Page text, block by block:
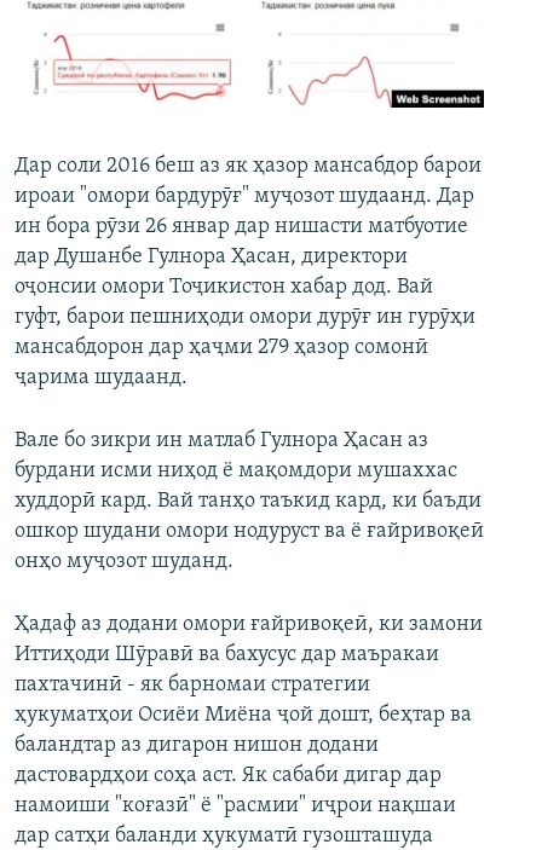
Русский
Ҳамаи сомонаҳои RFE/RL
Дар соли 2016 беш аз як ҳазор мансабдор барои
ироаи "омори бардурӯғ" муҷозот шудаанд. Дар
ин бора рӯзи 26 январ дар нишасти матбуотие
дар Душанбе Гулнора Ҳасан, директори
оҷонсии омори Тоҷикистон хабар дод. Вай
гуфт, барои пешниҳоди омори дурӯғ ин гурӯҳи
мансабдорон дар ҳаҷми 279 ҳазор сомонӣ
ҷарима шудаанд.
Вале бо зикри ин матлаб Гулнора Ҳасан аз
бурдани исми ниҳод ё мақомдори мушаххас
худдорӣ кард. Вай танҳо таъкид кард, ки баъди
ошкор шудани омори нодуруст ва ё ғайривоқеӣ
онҳо муҷозот шуданд.
Ҳадаф аз додани омори ғайривоқеӣ, ки замони
Иттиҳоди Шӯравӣ ва бахусус дар маъракаи
пахтачинӣ - як барномаи стратегии
ҳукуматҳои Осиёи Миёна ҷой дошт, беҳтар ва
баландтар аз дигарон нишон додани
дастовардҳои соҳа аст. Як сабаби дигар дар
намоиши "коғазӣ" ё "расмии" иҷрои нақшаи
дар сатҳи баланди ҳукуматӣ гузошташуда